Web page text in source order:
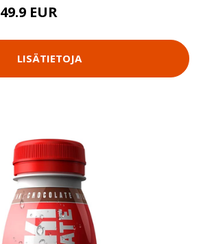
49.9 EUR
LISÄTIETOJA